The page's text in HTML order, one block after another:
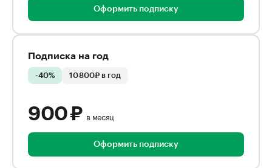
Оформить подписку
Подписка на год
-40% 10 800₽ в год
900 ₽ в месяц
Оформить подписку